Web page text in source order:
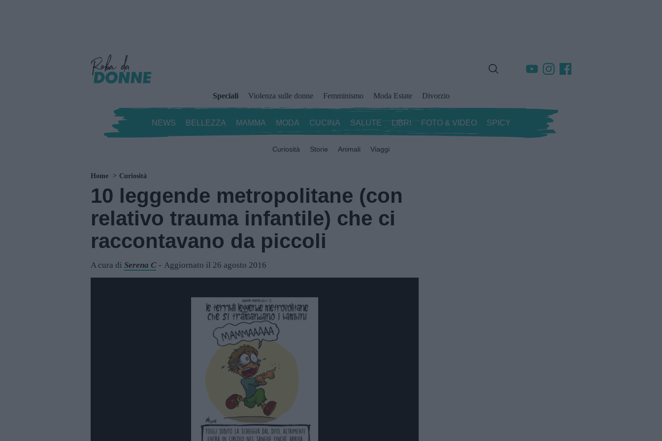
Speciali Violenza sulle donne Femminismo Moda Estate Divorzio
NEWS BELLEZZA MAMMA MODA CUCINA SALUTE LIBRI FOTO & VIDEO SPICY
Curiosità Storie Animali Viaggi
Home Curiosità
10 leggende metropolitane (con
relativo trauma infantile) che ci
raccontavano da piccoli
A cura di Serena C Aggiornato il 26 agosto 2016